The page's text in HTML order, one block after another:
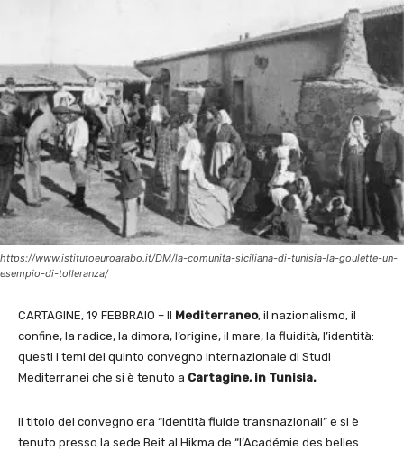
https://www.istitutoeuroarabo.it/DM/la-comunita-siciliana-di-tunisia-la-goulette-un-
esempio-di-tolleranza/
CARTAGINE, 19 FEBBRAIO – Il Mediterraneo, il nazionalismo, il
confine, la radice, la dimora, l’origine, il mare, la fluidità, l’identità:
questi i temi del quinto convegno Internazionale di Studi
Mediterranei che si è tenuto a Cartagine, in Tunisia.
Il titolo del convegno era “Identità fluide transnazionali” e si è
tenuto presso la sede Beit al Hikma de “l’Académie des belles